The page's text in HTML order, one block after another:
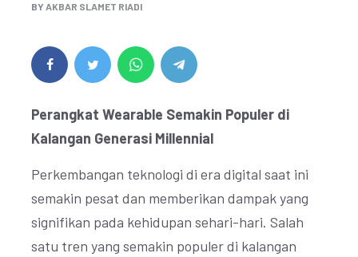
BY AKBAR SLAMET RIADI
Perangkat Wearable Semakin Populer di
Kalangan Generasi Millennial
Perkembangan teknologi di era digital saat ini
semakin pesat dan memberikan dampak yang
signifikan pada kehidupan sehari-hari. Salah
satu tren yang semakin populer di kalangan